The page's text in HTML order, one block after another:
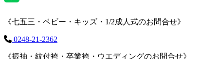
《七五三・ベビー・キッズ・1/2成人式のお問合せ》
0248-21-2362
《振袖・紋付袴・卒業袴・ウエディングのお問合せ》